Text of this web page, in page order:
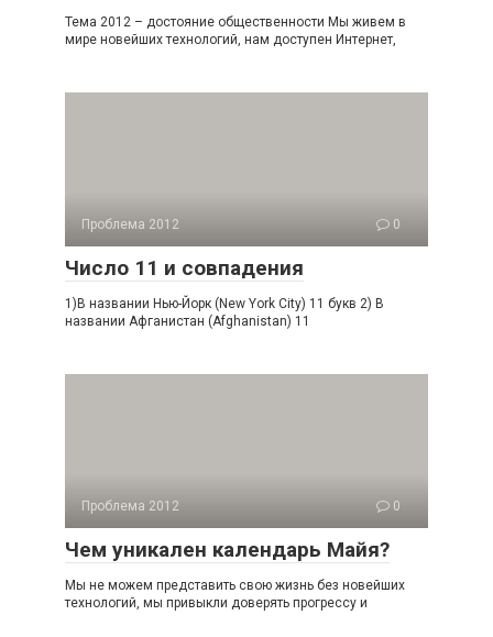
Тема 2012 – достояние общественности Мы живем в
мире новейших технологий, нам доступен Интернет,
Проблема 2012 0
Число 11 и совпадения
1)В названии Нью-Йорк (New York City) 11 букв 2) В
названии Афганистан (Afghanistan) 11
Проблема 2012 0
Чем уникален календарь Майя?
Мы не можем представить свою жизнь без новейших
технологий, мы привыкли доверять прогрессу и